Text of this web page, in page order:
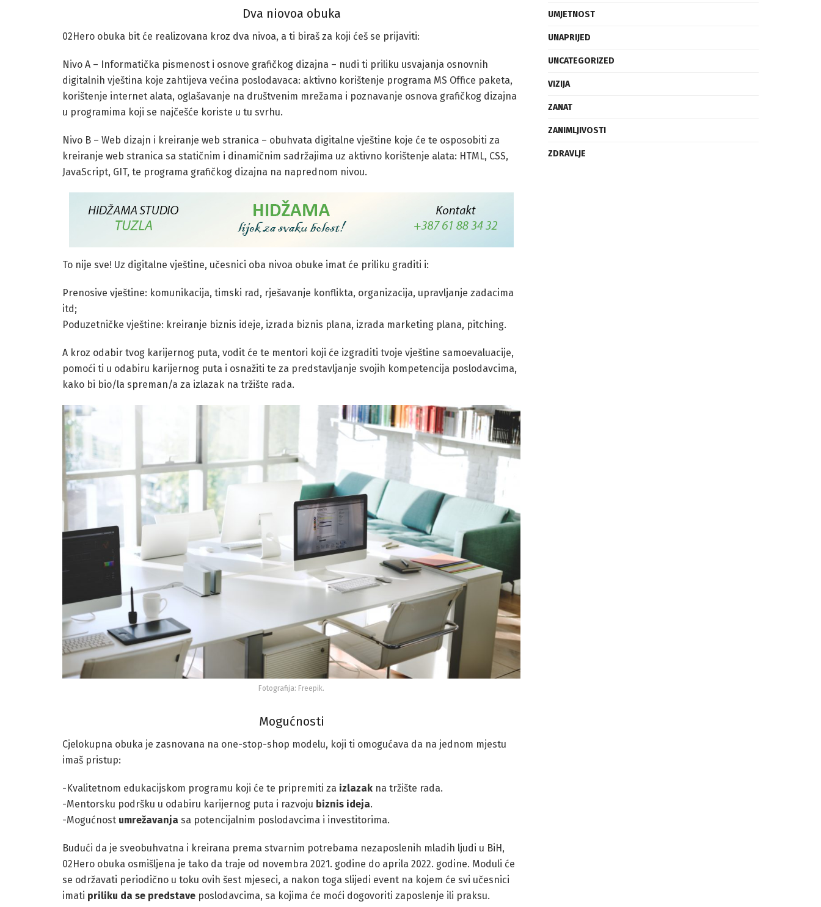
Dva niovoa obuka
02Hero obuka bit će realizovana kroz dva nivoa, a ti biraš za koji ćeš se prijaviti:
Nivo A – Informatička pismenost i osnove grafičkog dizajna – nudi ti priliku usvajanja osnovnih
digitalnih vještina koje zahtijeva većina poslodavaca: aktivno korištenje programa MS Office paketa,
korištenje internet alata, oglašavanje na društvenim mrežama i poznavanje osnova grafičkog dizajna
u programima koji se najčešće koriste u tu svrhu.
Nivo B – Web dizajn i kreiranje web stranica – obuhvata digitalne vještine koje će te osposobiti za
kreiranje web stranica sa statičnim i dinamičnim sadržajima uz aktivno korištenje alata: HTML, CSS,
JavaScript, GIT, te programa grafičkog dizajna na naprednom nivou.
To nije sve! Uz digitalne vještine, učesnici oba nivoa obuke imat će priliku graditi i:
Prenosive vještine: komunikacija, timski rad, rješavanje konflikta, organizacija, upravljanje zadacima
itd;
Poduzetničke vještine: kreiranje biznis ideje, izrada biznis plana, izrada marketing plana, pitching.
A kroz odabir tvog karijernog puta, vodit će te mentori koji će izgraditi tvoje vještine samoevaluacije,
pomoći ti u odabiru karijernog puta i osnažiti te za predstavljanje svojih kompetencija poslodavcima,
kako bi bio/la spreman/a za izlazak na tržište rada.
Fotografija: Freepik.
Mogućnosti
Cjelokupna obuka je zasnovana na one-stop-shop modelu, koji ti omogućava da na jednom mjestu
imaš pristup:
-Kvalitetnom edukacijskom programu koji će te pripremiti za izlazak na tržište rada.
-Mentorsku podršku u odabiru karijernog puta i razvoju biznis ideja.
-Mogućnost umrežavanja sa potencijalnim poslodavcima i investitorima.
Budući da je sveobuhvatna i kreirana prema stvarnim potrebama nezaposlenih mladih ljudi u BiH,
02Hero obuka osmišljena je tako da traje od novembra 2021. godine do aprila 2022. godine. Moduli će
se održavati periodično u toku ovih šest mjeseci, a nakon toga slijedi event na kojem će svi učesnici
imati priliku da se predstave poslodavcima, sa kojima će moći dogovoriti zaposlenje ili praksu.
UMJETNOST
UNAPRIJED
UNCATEGORIZED
VIZIJA
ZANAT
ZANIMLJIVOSTI
ZDRAVLJE